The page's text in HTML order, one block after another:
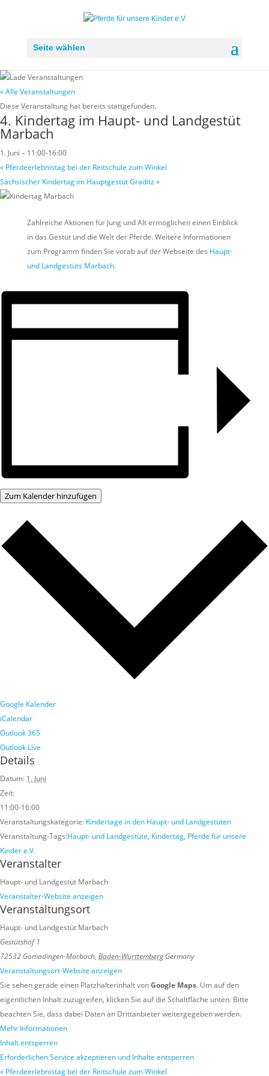
Seite wählen
« Alle Veranstaltungen
Diese Veranstaltung hat bereits stattgefunden.
4. Kindertag im Haupt- und Landgestüt
Marbach
1. Juni – 11:00-16:00
« Pferdeerlebnistag bei der Reitschule zum Winkel
Sächsischer Kindertag im Hauptgestüt Graditz»
Zahlreiche Aktionen für Jung und Alt ermöglichen einen Einblick
in das Gestüt und die Welt der Pferde. Weitere Informationen
zum Programm finden Sie vorab auf der Webseite des Haupt-
und Landgestüts Marbach.
Zum Kalender hinzufügen
Google Kalender
iCalendar
Outlook 365
Outlook Live
Details
Datum: 1. Juni
Zeit:
11:00-16:00
Veranstaltungskategorie: Kindertage in den Haupt- und Landgestüten
Veranstaltung-Tags:Haupt- und Landgestüte, Kindertag, Pferde für unsere
Kinder e.V.
Veranstalter
Haupt- und Landgestüt Marbach
Veranstalter-Website anzeigen
Veranstaltungsort
Haupt- und Landgestüt Marbach
Gestütshof 1
72532 Gomadingen-Marbach, Baden-Württemberg Germany
Veranstaltungsort-Website anzeigen
Sie sehen gerade einen Platzhalterinhalt vonGoogle Maps. Um auf den
eigentlichen Inhalt zuzugreifen, klicken Sie auf die Schaltfläche unten. Bitte
beachten Sie, dass dabei Daten an Drittanbieter weitergegeben werden.
Mehr Informationen
Inhalt entsperren
Erforderlichen Service akzeptieren und Inhalte entsperren
« Pferdeerlebnistag bei der Reitschule zum Winkel